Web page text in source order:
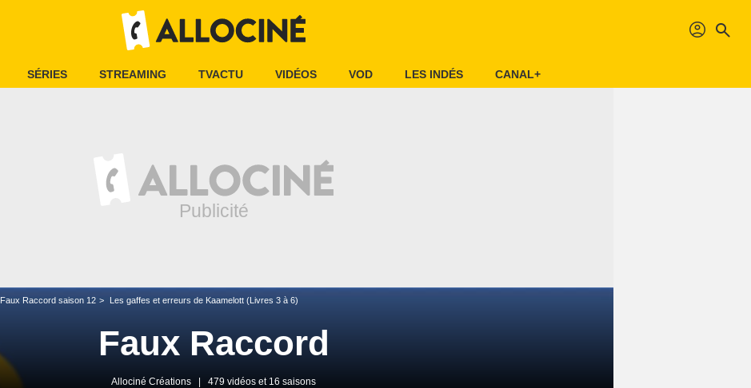
profil search
SÉRIES STREAMING TVACTU VIDÉOS VOD LES INDÉS CANAL+
Faux Raccord saison 12 Les gaffes et erreurs de Kaamelott (Livres 3 à 6)
Faux Raccord
Allociné Créations 479 vidéos et 16 saisons